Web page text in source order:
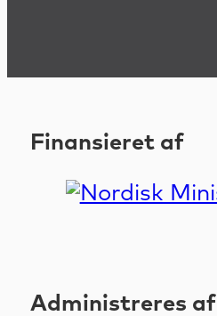
Finansieret af
Administreres af